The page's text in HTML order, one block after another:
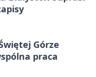
Górze
praca